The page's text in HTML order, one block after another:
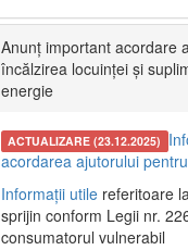
Anunț important acordare
încălzirea locuinței și
energie
ACTUALIZARE (23.12.2025)
acordarea ajutorului
Informații utile referitoare
sprijin conform Legii nr.
consumatorul vulnerabil